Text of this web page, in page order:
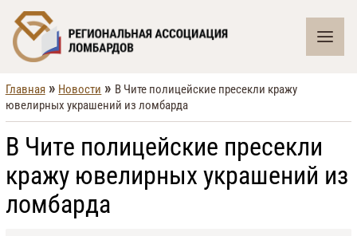
Главная » Новости » В Чите полицейские пресекли кражу
ювелирных украшений из ломбарда
В Чите полицейские пресекли
кражу ювелирных украшений из
ломбарда